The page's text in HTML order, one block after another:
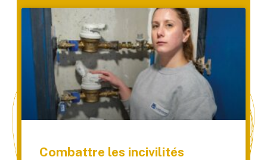
Combattre les incivilités